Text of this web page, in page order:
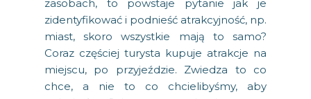
zasobach, to powstaje pytanie jak je
zidentyfikować i podnieść atrakcyjność, np.
miast, skoro wszystkie mają to samo?
Coraz częściej turysta kupuje atrakcje na
miejscu, po przyjeździe. Zwiedza to co
chce, a nie to co chcielibyśmy, aby